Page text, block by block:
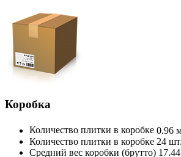
Коробка
Количество плитки в коробке 0.96
Количество плитки в коробке 24 шт.
Средний вес коробки (брутто)